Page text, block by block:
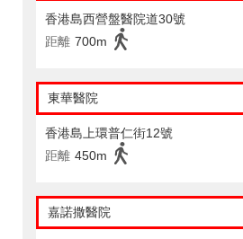
香港島西營盤醫院道30號
距離 700m
東華醫院
香港島上環普仁街12號
距離 450m
嘉諾撒醫院